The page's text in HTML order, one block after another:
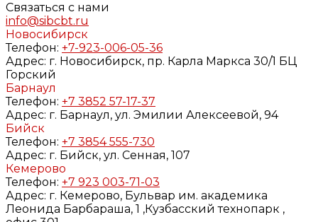
Связаться с нами
info@sibcbt.ru
Новосибирск
Телефон: +7-923-006-05-36
Адрес: г. Новосибирск, пр. Карла Маркса 30/1 БЦ
Горский
Барнаул
Телефон: +7 3852 57-17-37
Адрес: г. Барнаул, ул. Эмилии Алексеевой, 94
Бийск
Телефон: +7 3854 555-730
Адрес: г. Бийск, ул. Сенная, 107
Кемерово
Телефон: +7 923 003-71-03
Адрес: г. Кемерово, Бульвар им. академика
Леонида Барбараша, 1 ,Кузбасский технопарк ,